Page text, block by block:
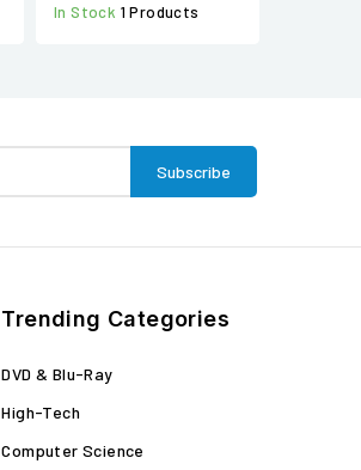
In Stock 1 Products
Trending Categories
DVD & Blu-Ray
High-Tech
Computer Science